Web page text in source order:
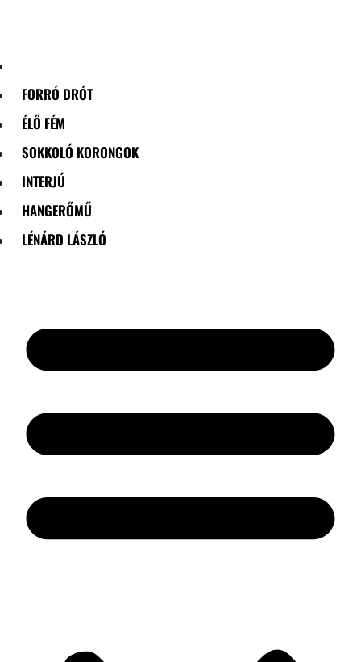
FORRÓ DRÓT
ÉLŐ FÉM
SOKKOLÓ KORONGOK
INTERJÚ
HANGERŐMŰ
LÉNÁRD LÁSZLÓ